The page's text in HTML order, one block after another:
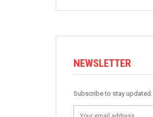
NEWSLETTER
Subscribe to stay updated.